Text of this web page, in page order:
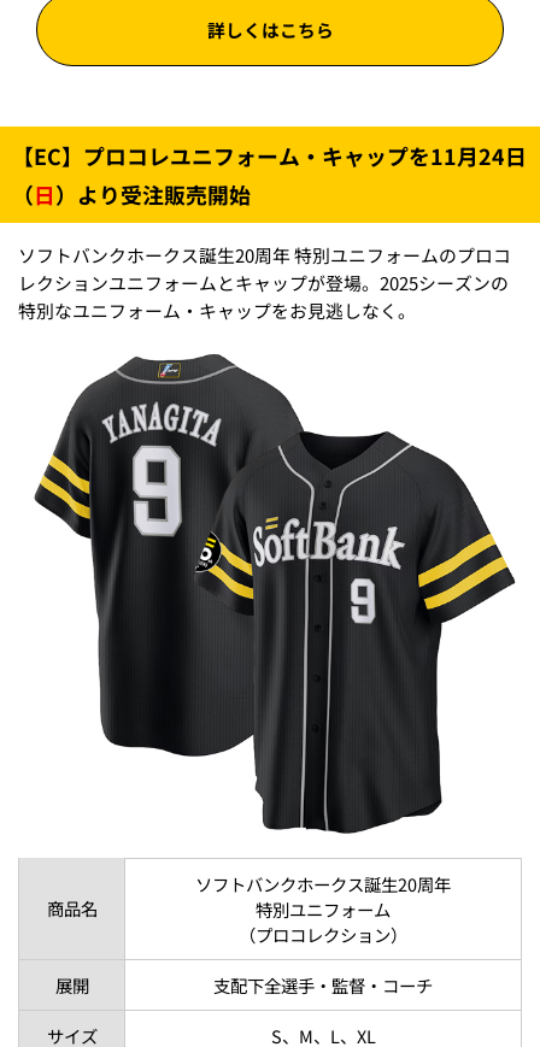
詳しくはこちら
【EC】プロコレユニフォーム・キャップを11月24日
（日）より受注販売開始
ソフトバンクホークス誕生20周年 特別ユニフォームのプロコ
レクションユニフォームとキャップが登場。2025シーズンの
特別なユニフォーム・キャップをお見逃しなく。
商品名
ソフトバンクホークス誕生20周年
特別ユニフォーム
（プロコレクション）
展開
支配下全選手・監督・コーチ
サイズ
S、M、L、XL